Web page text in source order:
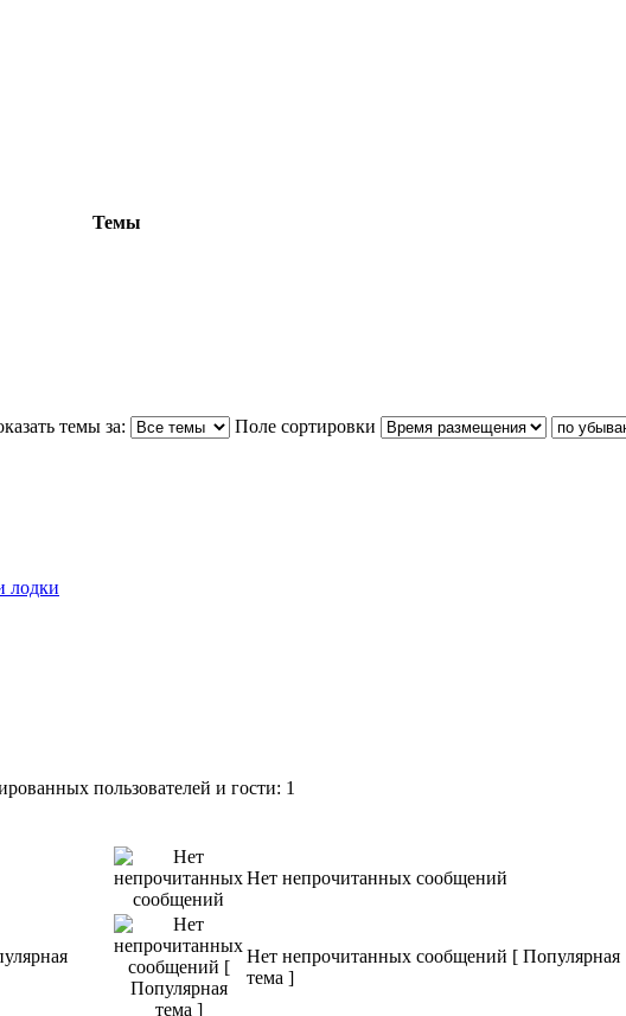
Темы
темы за: Поле сортировки
лодки
пользователей и гости: 1
Нет непрочитанных сообщений
Нет непрочитанных сообщений [ Популярная
тема ]